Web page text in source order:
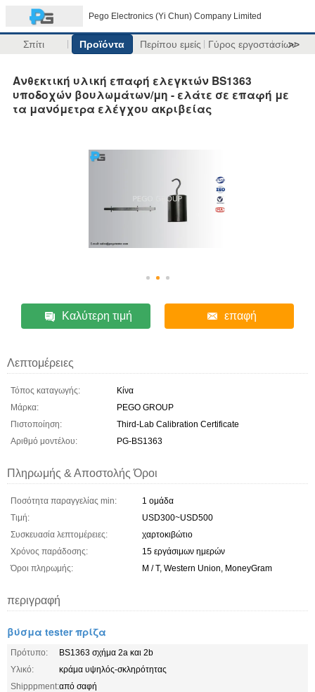
Pego Electronics (Yi Chun) Company Limited
Σπίτι Προϊόντα Περίπου εμείς Γύρος εργοστασίων
>>
Ανθεκτική υλική επαφή ελεγκτών BS1363
υποδοχών βουλωμάτων/μη - ελάτε σε επαφή με
τα μανόμετρα ελέγχου ακριβείας
Καλύτερη τιμή επαφή
Λεπτομέρειες
Τόπος καταγωγής:
Κίνα
Μάρκα:
PEGO GROUP
Πιστοποίηση:
Third-Lab Calibration Certificate
Αριθμό μοντέλου:
PG-BS1363
Πληρωμής & Αποστολής Όροι
Ποσότητα παραγγελίας min:
1 ομάδα
Τιμή:
USD300~USD500
Συσκευασία λεπτομέρειες:
χαρτοκιβώτιο
Χρόνος παράδοσης:
15 εργάσιμων ημερών
Όροι πληρωμής:
Μ / Τ, Western Union, MoneyGram
περιγραφή
βύσμα tester πρίζα
Πρότυπο:
BS1363 σχήμα 2a και 2b
Υλικό:
κράμα υψηλός-σκληρότητας
Shipppment:από σαφή